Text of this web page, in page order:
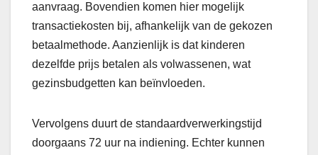
aanvraag. Bovendien komen hier mogelijk
transactiekosten bij, afhankelijk van de gekozen
betaalmethode. Aanzienlijk is dat kinderen
dezelfde prijs betalen als volwassenen, wat
gezinsbudgetten kan beïnvloeden.
Vervolgens duurt de standaardverwerkingstijd
doorgaans 72 uur na indiening. Echter kunnen